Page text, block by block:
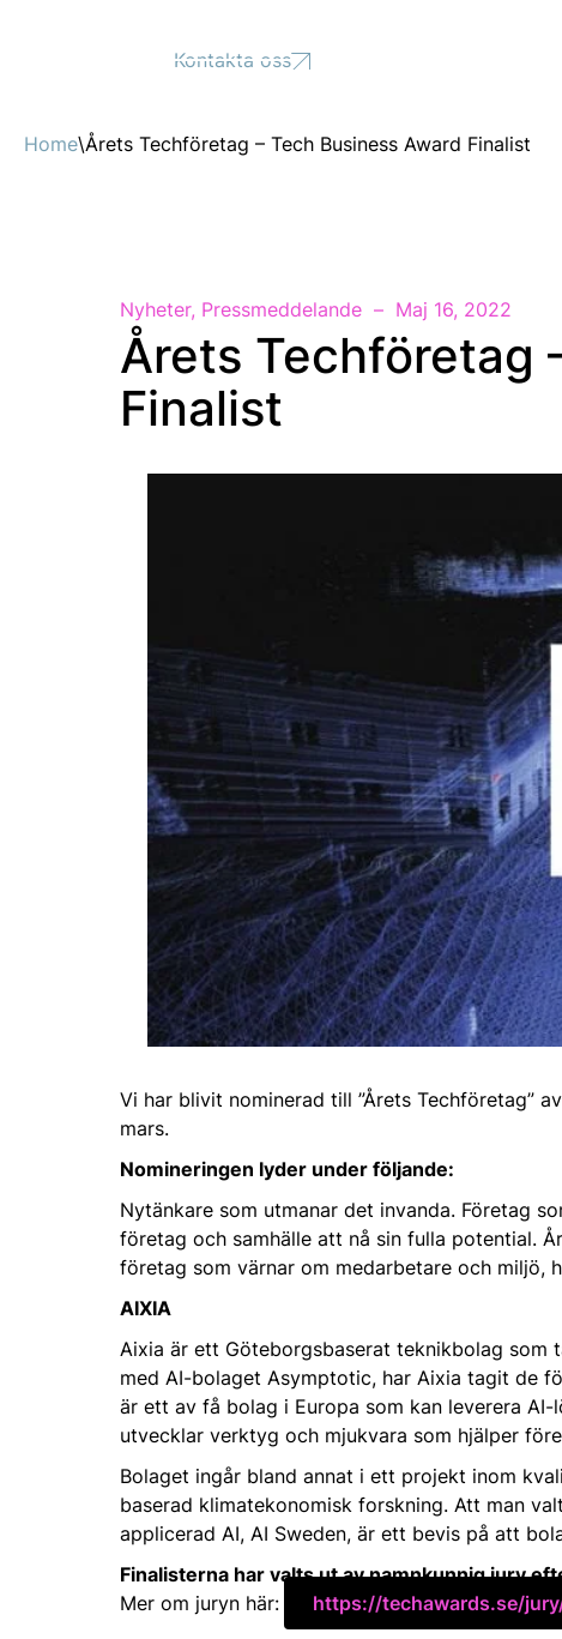
Kontakta oss
Home\Årets Techföretag – Tech Business Award Finalist
Nyheter, Pressmeddelande Maj 16, 2022
Årets Techföretag
Finalist
Vi har blivit nominerad till ”Årets Techföretag”
mars.
Nomineringen lyder under följande:
Nytänkare som utmanar det invanda. Företag
företag och samhälle att nå sin fulla potential.
företag som värnar om medarbetare och miljö,
AIXIA
Aixia är ett Göteborgsbaserat teknikbolag som
med AI-bolaget Asymptotic, har Aixia tagit de
är ett av få bolag i Europa som kan leverera
utvecklar verktyg och mjukvara som hjälper
Bolaget ingår bland annat i ett projekt inom
baserad klimatekonomisk forskning. Att man
applicerad AI, AI Sweden, är ett bevis på att
Finalisterna har valts ut av namnkunnig jury
Mer om juryn här:
https://techawards.se/